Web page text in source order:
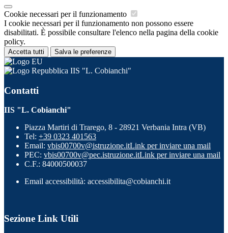
Cookie necessari per il funzionamento
I cookie necessari per il funzionamento non possono essere
disabilitati. È possibile consultare l'elenco nella pagina della cookie
policy.
Accetta tutti Salva le preferenze
IIS "L. Cobianchi"
Contatti
IIS "L. Cobianchi"
Piazza Martiri di Trarego, 8 - 28921 Verbania Intra (VB)
Tel: +39 0323 401563
Email: vbis00700v@istruzione.itLink per inviare una mail
PEC: vbis00700v@pec.istruzione.itLink per inviare una mail
C.F.: 84000500037
Email accessibilità: accessibilita@cobianchi.it
Sezione Link Utili